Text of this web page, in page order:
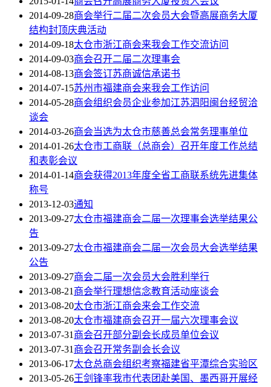
2014-09-28商会举行二届二次会员大会暨高展商务大厦
结构封顶庆典活动
2014-09-18太仓市浙江商会来我会工作交流访问
2014-09-03商会召开二届二次理事会
2014-08-13商会签订苏商诚信承诺书
2014-07-15苏州市福建商会来我会工作访问
2014-05-28商会组织会员企业参加江苏泗阳闽台经贸洽
谈会
2014-03-26商会当选为太仓市慈善总会常务理事单位
2014-01-26太仓市工商联（总商会）召开年度工作总结
和表彰会议
2014-01-14商会获得2013年度全省工商联系统先进集体
称号
2013-12-03通知
2013-09-27太仓市福建商会二届一次理事会选举结果公
告
2013-09-27太仓市福建商会二届一次会员大会选举结果
公告
2013-09-27商会二届一次会员大会胜利举行
2013-08-21商会举行理想信念教育活动座谈会
2013-08-20太仓市浙江商会来会工作交流
2013-08-20太仓市福建商会召开一届六次理事会议
2013-07-31商会召开部分副会长成员单位会议
2013-07-31商会召开常务副会长会议
2013-06-17太仓总商会组织考察福建省平潭综合实验区
2013-05-26王剑锋率我市代表团赴美国、墨西哥开展经